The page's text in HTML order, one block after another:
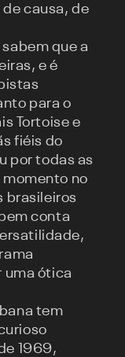
causa, de
que a
e é
para o
Tortoise e
fiéis do
por todas as
no
brasileiros
conta
uma ótica
tem
1969,